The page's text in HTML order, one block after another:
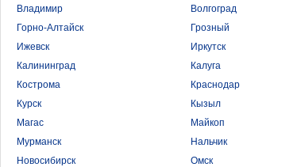
Владимир
Волгоград
Горно-Алтайск
Грозный
Ижевск
Иркутск
Калининград
Калуга
Кострома
Краснодар
Курск
Кызыл
Магас
Майкоп
Мурманск
Нальчик
Новосибирск
Омск